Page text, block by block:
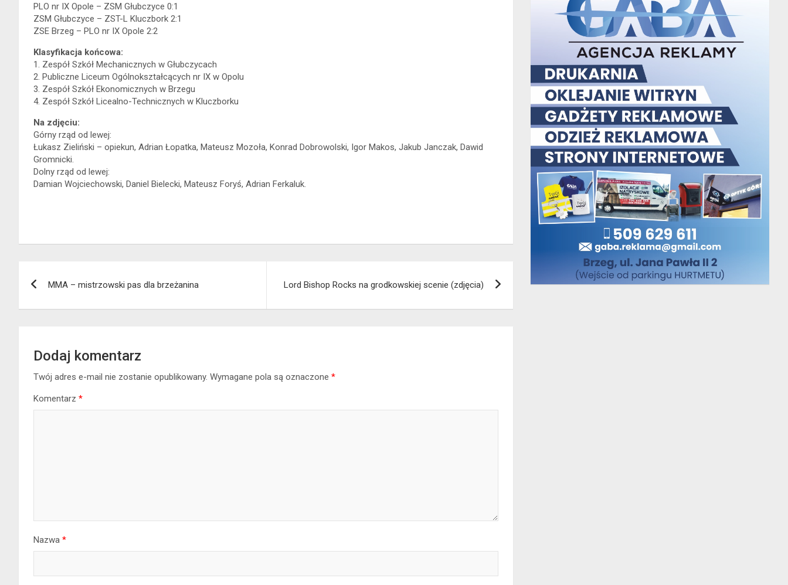
PLO nr IX Opole – ZSM Głubczyce 0:1
ZSM Głubczyce – ZST-L Kluczbork 2:1
ZSE Brzeg – PLO nr IX Opole 2:2
Klasyfikacja końcowa:
1. Zespół Szkół Mechanicznych w Głubczycach
2. Publiczne Liceum Ogólnokształcących nr IX w Opolu
3. Zespół Szkół Ekonomicznych w Brzegu
4. Zespół Szkół Licealno-Technicznych w Kluczborku
Na zdjęciu:
Górny rząd od lewej:
Łukasz Zieliński – opiekun, Adrian Łopatka, Mateusz Mozoła, Konrad Dobrowolski, Igor Makos, Jakub Janczak, Dawid
Gromnicki.
Dolny rząd od lewej:
Damian Wojciechowski, Daniel Bielecki, Mateusz Foryś, Adrian Ferkaluk.
MMA – mistrzowski pas dla brzeżanina Lord Bishop Rocks na grodkowskiej scenie (zdjęcia)
Dodaj komentarz
Twój adres e-mail nie zostanie opublikowany. Wymagane pola są oznaczone *
Komentarz *
Nazwa *